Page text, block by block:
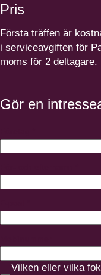
Pris
Första träffen är
i service­av­giften för
moms för 2 deltagare.
Gör en
Vilken eller vilka